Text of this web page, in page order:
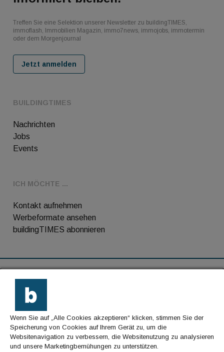
BUILDINGTIMES
Nachrichten
Jobs
Events
ICH MÖCHTE ...
Kontakt aufnehmen
Werbeformate ansehen
buildingTIMES abonnieren
Treffen Sie eine Selektion unserer Newsletter zu buildingTIMES,
immoflash, Immobilien Magazin, immo7news, immojobs, immotermin
oder dem Morgenjournal
Jetzt anmelden
Kontakt
Impressum
Datenschutz
Wenn Sie auf „Alle Cookies akzeptieren“ klicken, stimmen Sie der
Speicherung von Cookies auf Ihrem Gerät zu, um die
Websitenavigation zu verbessern, die Websitenutzung zu analysieren
und unsere Marketingbemühungen zu unterstützen.